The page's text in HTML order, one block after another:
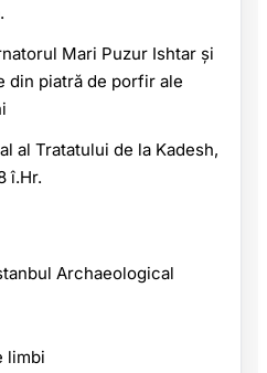
Mari Puzur Ishtar și
din piatră de porfir ale
al Tratatului de la Kadesh,
î.Hr.
Archaeological
limbi